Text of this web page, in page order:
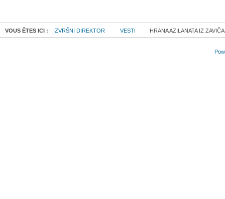
VOUS ÊTES ICI : IZVRŠNI DIREKTOR VESTI HRANA AZILANATA IZ